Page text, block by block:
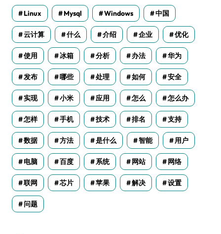
Linux Mysql Windows 中国
云计算 什么 介绍 企业 优化
使用 冰箱 分析 办法 华为
发布 哪些 处理 如何 安全
实现 小米 应用 怎么 怎么办
怎样 手机 技术 排名 支持
数据 方法 是什么 智能 用户
电脑 百度 系统 网站 网络
联网 芯片 苹果 解决 设置
问题